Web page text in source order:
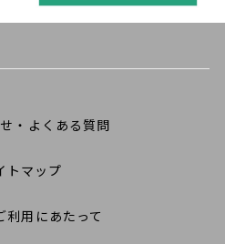
・よくある質問
トマップ
利用にあたって